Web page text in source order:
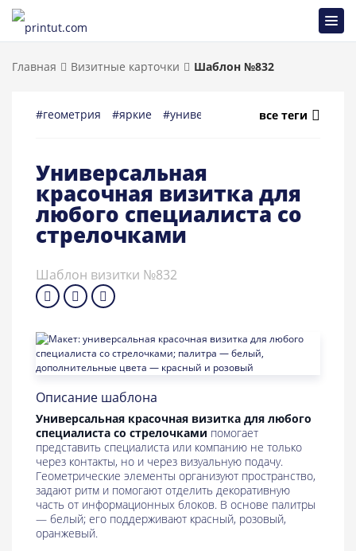
Главная Визитные карточки Шаблон №832
#геометрия #яркие #универсальные все теги
Универсальная
красочная визитка для
любого специалиста со
стрелочками
Шаблон визитки №832
Описание шаблона
Универсальная красочная визитка для любого
специалиста со стрелочками помогает
представить специалиста или компанию не только
через контакты, но и через визуальную подачу.
Геометрические элементы организуют пространство,
задают ритм и помогают отделить декоративную
часть от информационных блоков. В основе палитры
— белый; его поддерживают красный, розовый,
оранжевый.